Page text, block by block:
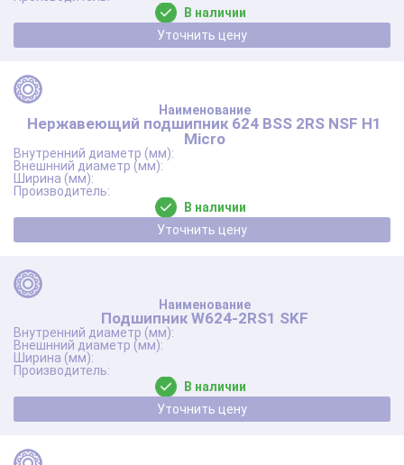
В наличии
Уточнить цену
Нержавеющий подшипник 624 BSS 2RS NSF Н1
Micro
В наличии
Уточнить цену
Подшипник W624-2RS1 SKF
В наличии
Уточнить цену